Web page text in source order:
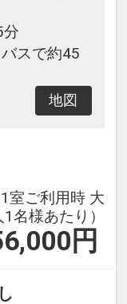
分
スで約45
地図
室ご利用時 大
1名様あたり）
円